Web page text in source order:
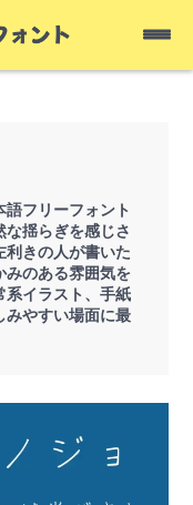
フリーフォント
揺らぎを感じさ
利きの人が書いた
みのある雰囲気を
系イラスト、手紙
みやすい場面に最